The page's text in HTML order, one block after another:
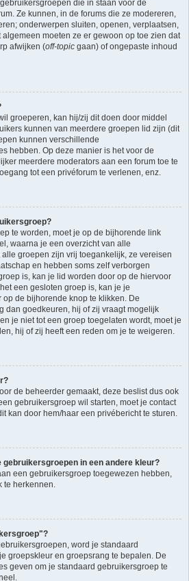
die in staan voor de
Ze kunnen, in de forums die ze modereren,
onderwerpen sluiten, openen, verplaatsen,
moeten ze er gewoon op toe zien dat
afwijken (off-topic gaan) of ongepaste inhoud
groeperen, kan hij/zij dit doen door middel
kunnen van meerdere groepen lid zijn (dit
kunnen verschillende
hebben. Op deze manier is het voor de
meerdere moderators aan een forum toe te
tot een privéforum te verlenen, enz.
te worden, moet je op de bijhorende link
waarna je een overzicht van alle
groepen zijn vrij toegankelijk, ze vereisen
en hebben soms zelf verborgen
is, kan je lid worden door op de hiervoor
een gesloten groep is, kan je je
op de bijhorende knop te klikken. De
dan goedkeuren, hij of zij vraagt mogelijk
je niet tot een groep toegelaten wordt, moet je
hij of zij heeft een reden om je te weigeren.
de beheerder gemaakt, deze beslist dus ook
gebruikersgroep wil starten, moet je contact
kan door hem/haar een privébericht te sturen.
in een andere kleur?
een gebruikersgroep toegewezen hebben,
te herkennen.
word je standaard
groepskleur en groepsrang te bepalen. De
geven om je standaard gebruikersgroep te